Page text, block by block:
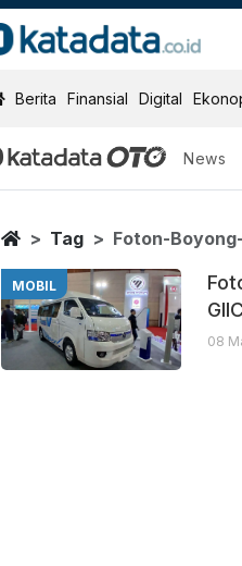
KatadataOTO
Berita Finansial Digital
News
Foton
Berita Terbaru
Home
Tag Foton-
MOBIL
08